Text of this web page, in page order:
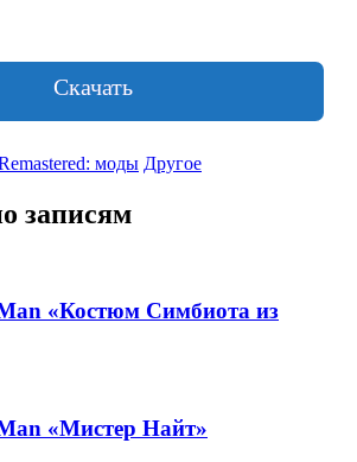
Скачать
моды Другое
записям
«Костюм Симбиота из
«Мистер Найт»